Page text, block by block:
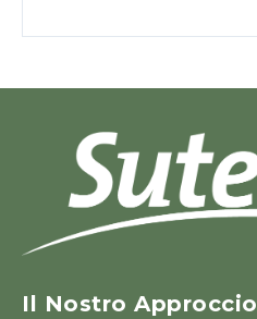
Il Nostro Approccio